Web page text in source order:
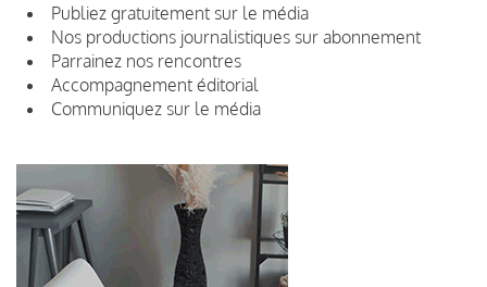
Publiez gratuitement sur le média
Nos productions journalistiques sur abonnement
Parrainez nos rencontres
Accompagnement éditorial
Communiquez sur le média